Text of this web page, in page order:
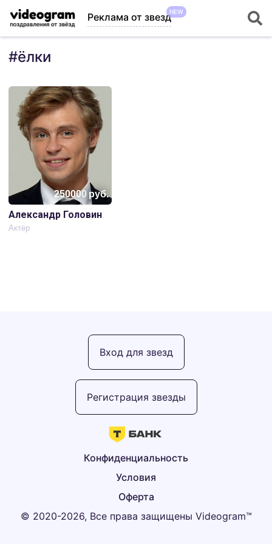
Реклама от звездNEW
#ёлки
250000 руб.
Александр Головин
Актёр
© 2020-2026, Все права защищены Videogram™
Оферта
Условия
Конфиденциальность
Регистрация звезды
Вход для звезд